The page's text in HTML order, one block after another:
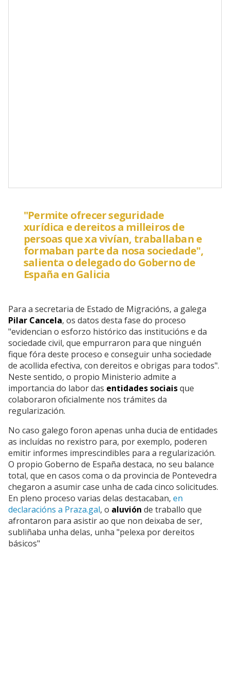
"Permite ofrecer seguridade
xurídica e dereitos a milleiros de
persoas que xa vivían, traballaban e
formaban parte da nosa sociedade",
salienta o delegado do Goberno de
España en Galicia
Para a secretaria de Estado de Migracións, a galega
Pilar Cancela, os datos desta fase do proceso
"evidencian o esforzo histórico das institucións e da
sociedade civil, que empurraron para que ninguén
fique fóra deste proceso e conseguir unha sociedade
de acollida efectiva, con dereitos e obrigas para todos".
Neste sentido, o propio Ministerio admite a
importancia do labor das entidades sociaisque
colaboraron oficialmente nos trámites da
regularización.
No caso galego foron apenas unha ducia de entidades
as incluídas no rexistro para, por exemplo, poderen
emitir informes imprescindibles para a regularización.
O propio Goberno de España destaca, no seu balance
total, que en casos coma o da provincia de Pontevedra
chegaron a asumir case unha de cada cinco solicitudes.
En pleno proceso varias delas destacaban, en
declaracións a Praza.gal, o aluvión de traballo que
afrontaron para asistir ao que non deixaba de ser,
subliñaba unha delas, unha "pelexa por dereitos
básicos"